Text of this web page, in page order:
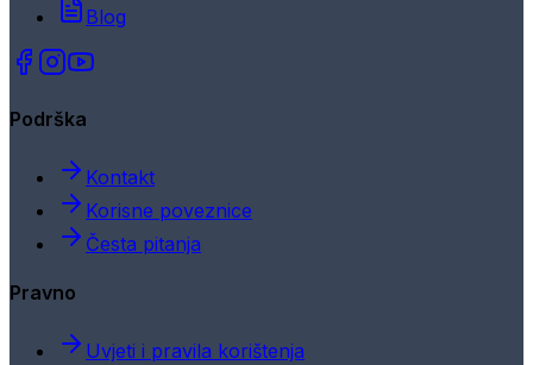
Blog
Podrška
Kontakt
Korisne poveznice
Česta pitanja
Pravno
Uvjeti i pravila korištenja